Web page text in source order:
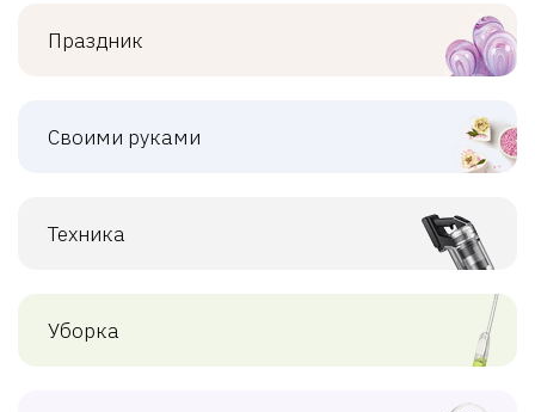
Праздник
Своими руками
Техника
Уборка